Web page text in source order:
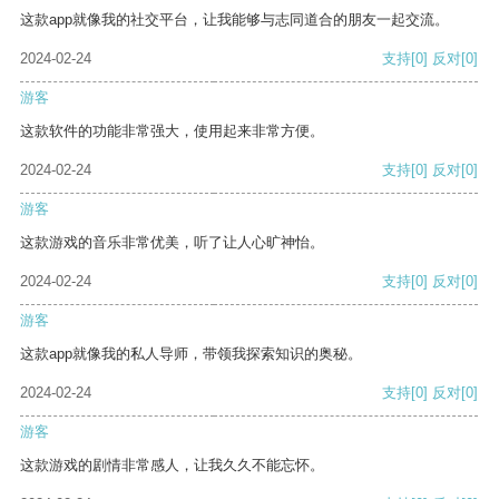
这款app就像我的社交平台，让我能够与志同道合的朋友一起交流。
2024-02-24 支持[0] 反对[0]
游客
这款软件的功能非常强大，使用起来非常方便。
2024-02-24 支持[0] 反对[0]
游客
这款游戏的音乐非常优美，听了让人心旷神怡。
2024-02-24 支持[0] 反对[0]
游客
这款app就像我的私人导师，带领我探索知识的奥秘。
2024-02-24 支持[0] 反对[0]
游客
这款游戏的剧情非常感人，让我久久不能忘怀。